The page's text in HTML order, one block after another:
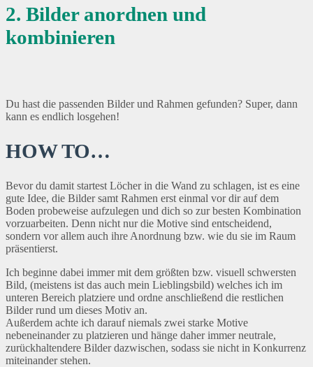
2. Bilder anordnen und
kombinieren
Du hast die passenden Bilder und Rahmen gefunden? Super, dann
kann es endlich losgehen!
HOW TO…
Bevor du damit startest Löcher in die Wand zu schlagen, ist es eine
gute Idee, die Bilder samt Rahmen erst einmal vor dir auf dem
Boden probeweise aufzulegen und dich so zur besten Kombination
vorzuarbeiten. Denn nicht nur die Motive sind entscheidend,
sondern vor allem auch ihre Anordnung bzw. wie du sie im Raum
präsentierst.
Ich beginne dabei immer mit dem größten bzw. visuell schwersten
Bild, (meistens ist das auch mein Lieblingsbild) welches ich im
unteren Bereich platziere und ordne anschließend die restlichen
Bilder rund um dieses Motiv an.
Außerdem achte ich darauf niemals zwei starke Motive
nebeneinander zu platzieren und hänge daher immer neutrale,
zurückhaltendere Bilder dazwischen, sodass sie nicht in Konkurrenz
miteinander stehen.